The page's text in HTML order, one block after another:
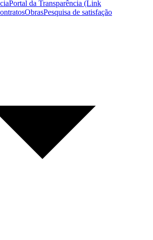
Portal da Transparência (Link
ObrasPesquisa de satisfação